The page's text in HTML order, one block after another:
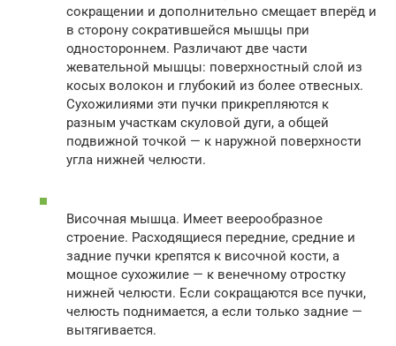
сокращении и дополнительно смещает вперёд и
в сторону сократившейся мышцы при
одностороннем. Различают две части
жевательной мышцы: поверхностный слой из
косых волокон и глубокий из более отвесных.
Сухожилиями эти пучки прикрепляются к
разным участкам скуловой дуги, а общей
подвижной точкой — к наружной поверхности
угла нижней челюсти.
Височная мышца. Имеет веерообразное
строение. Расходящиеся передние, средние и
задние пучки крепятся к височной кости, а
мощное сухожилие — к венечному отростку
нижней челюсти. Если сокращаются все пучки,
челюсть поднимается, а если только задние —
вытягивается.